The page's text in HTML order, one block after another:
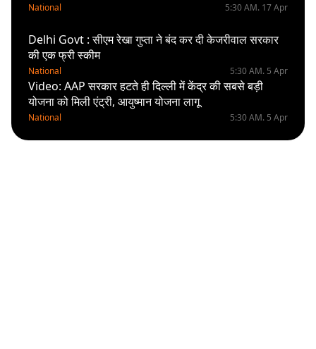
National 5:30 AM. 17 Apr
Delhi Govt : सीएम रेखा गुप्ता ने बंद कर दी केजरीवाल सरकार
की एक फ्री स्कीम
National 5:30 AM. 5 Apr
Video: AAP सरकार हटते ही दिल्ली में केंद्र की सबसे बड़ी
योजना को मिली एंट्री, आयुष्मान योजना लागू
National 5:30 AM. 5 Apr